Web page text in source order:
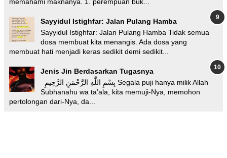
memahami maknanya. 1. perempuan buk...
Sayyidul Istighfar: Jalan Pulang Hamba
Sayyidul Istighfar: Jalan Pulang Hamba Tidak semua
dosa membuat kita menangis. Ada dosa yang
membuat hati menjadi keras sedikit demi sedikit...
Jenis Jin Berdasarkan Tugasnya
Subhanahu wa ta’ala, kita memuji-Nya, memohon
pertolongan dari-Nya, da...